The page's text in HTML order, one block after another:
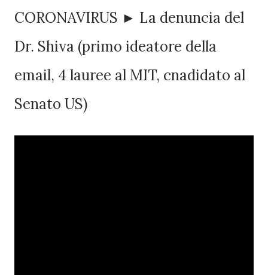
CORONAVIRUS ► La denuncia del
Dr. Shiva (primo ideatore della
email, 4 lauree al MIT, cnadidato al
Senato US)